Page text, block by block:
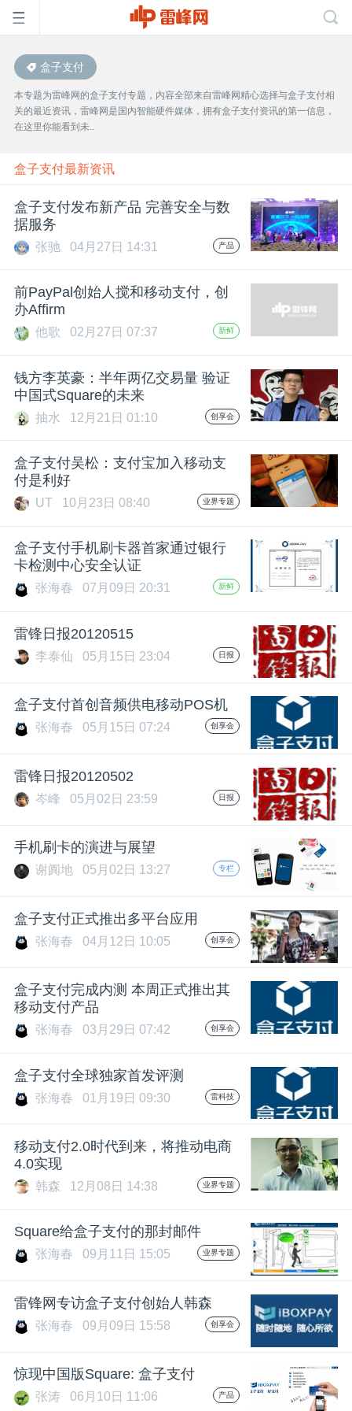
首
页
雷
峰
公
课
动
中
心
GAIR
题
爱
机
盒子支付
本专题为雷峰网的盒子支付专题，内容全部来自雷峰网精心选择与盒子支付相
关的最近资讯，雷峰网是国内智能硬件媒体，拥有盒子支付资讯的第一信息，
在这里你能看到未..
盒子支付最新资讯
盒子支付发布新产品 完善安全与数
据服务
张驰 04月27日 14:31 产品
前PayPal创始人搅和移动支付，创
办Affirm
他歌 02月27日 07:37 新鲜
钱方李英豪：半年两亿交易量 验证
中国式Square的未来
抽水 12月21日 01:10 创享会
盒子支付吴松：支付宝加入移动支
付是利好
UT 10月23日 08:40 业界专题
盒子支付手机刷卡器首家通过银行
卡检测中心安全认证
张海春 07月09日 20:31 新鲜
雷锋日报20120515
李泰仙 05月15日 23:04 日报
盒子支付首创音频供电移动POS机
张海春 05月15日 07:24 创享会
雷锋日报20120502
岑峰 05月02日 23:59 日报
手机刷卡的演进与展望
谢阗地 05月02日 13:27 专栏
盒子支付正式推出多平台应用
张海春 04月12日 10:05 创享会
盒子支付完成内测 本周正式推出其
移动支付产品
张海春 03月29日 07:42 创享会
盒子支付全球独家首发评测
张海春 01月19日 09:30 雷科技
移动支付2.0时代到来，将推动电商
4.0实现
韩森 12月08日 14:38 业界专题
Square给盒子支付的那封邮件
张海春 09月11日 15:05 业界专题
雷锋网专访盒子支付创始人韩森
张海春 09月09日 15:58 创享会
惊现中国版Square: 盒子支付
张涛 06月10日 11:06 产品